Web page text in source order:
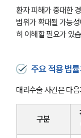
환자 피해가 중대한
범위가 확대될 가능
히 이해할 필요가 있
주요 적용 법
대리수술 사건은 다
구분